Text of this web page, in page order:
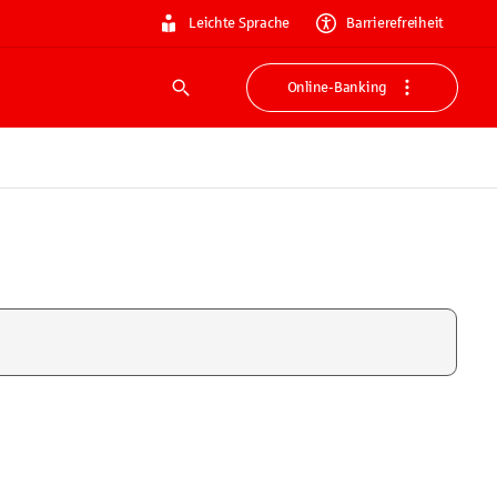
Leichte Sprache Barrierefreiheit
Suche
Online-Banking